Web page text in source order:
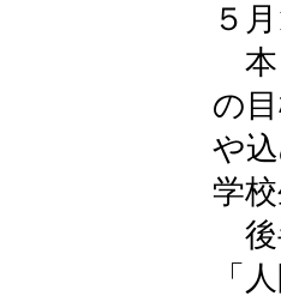
５
本
の
や
学
後
「